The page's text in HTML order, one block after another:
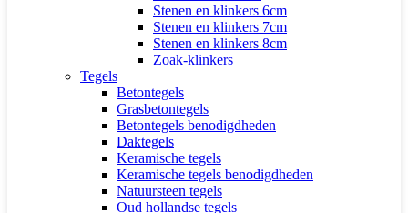
Stenen en klinkers 6cm
Stenen en klinkers 7cm
Stenen en klinkers 8cm
Zoak-klinkers
Tegels
Betontegels
Grasbetontegels
Betontegels benodigdheden
Daktegels
Keramische tegels
Keramische tegels benodigdheden
Natuursteen tegels
Oud hollandse tegels